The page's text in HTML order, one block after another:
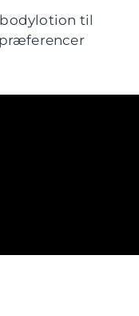
til